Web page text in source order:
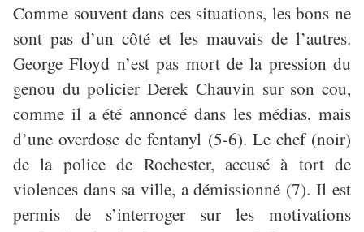
Comme souvent dans ces situations, les bons ne
sont pas d’un côté et les mauvais de l’autres.
George Floyd n’est pas mort de la pression du
genou du policier Derek Chauvin sur son cou,
comme il a été annoncé dans les médias, mais
d’une overdose de fentanyl (5-6). Le chef (noir)
de la police de Rochester, accusé à tort de
violences dans sa ville, a démissionné (7). Il est
permis de s’interroger sur les motivations